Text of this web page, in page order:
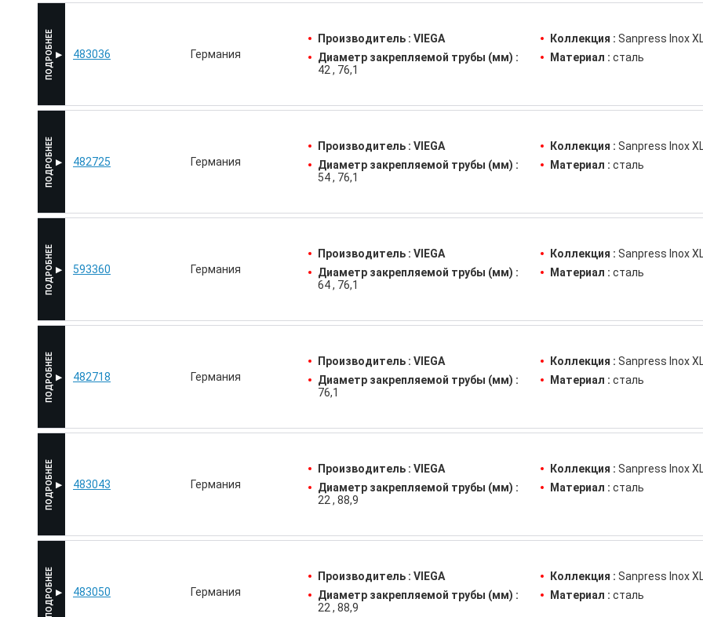
483036 Германия
Производитель : VIEGA Коллекция : Sanpress Inox XL
Диаметр закрепляемой трубы (мм) :
42
76,1
Материал : сталь
482725 Германия
Производитель : VIEGA Коллекция : Sanpress Inox XL
Диаметр закрепляемой трубы (мм) :
54
76,1
Материал : сталь
593360 Германия
Производитель : VIEGA Коллекция : Sanpress Inox XL
Диаметр закрепляемой трубы (мм) :
64
76,1
Материал : сталь
482718 Германия
Производитель : VIEGA Коллекция : Sanpress Inox XL
Диаметр закрепляемой трубы (мм) :
76,1
Материал : сталь
483043 Германия
Производитель : VIEGA Коллекция : Sanpress Inox XL
Диаметр закрепляемой трубы (мм) :
22
88,9
Материал : сталь
483050 Германия
Производитель : VIEGA Коллекция : Sanpress Inox XL
Диаметр закрепляемой трубы (мм) :
22
88,9
Материал : сталь